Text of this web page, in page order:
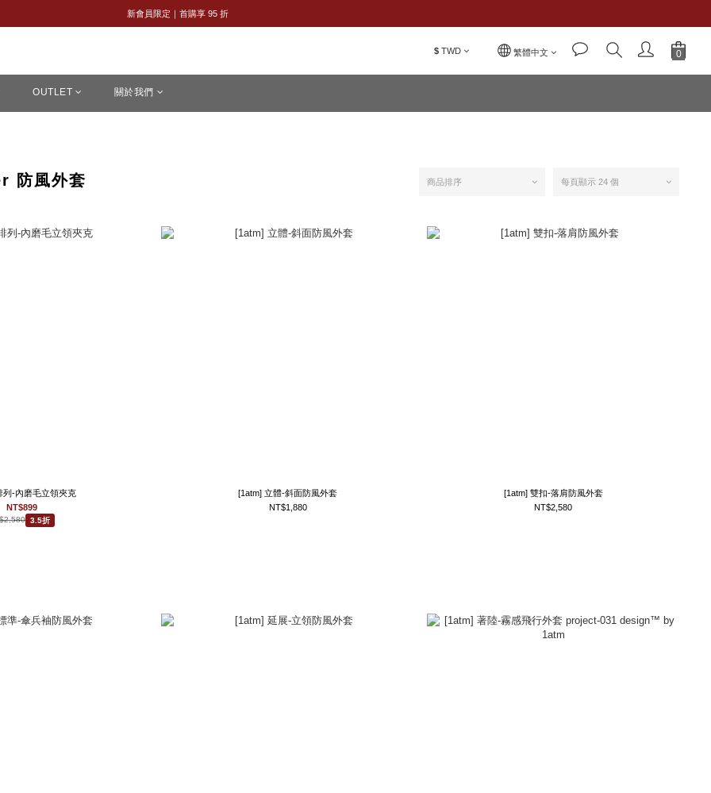
全館購物滿 NT$2,500｜享免運
新會員限定｜首購享 95 折
$ TWD 繁體中文
OUTLET 關於我們
防風外套 商品排序 每頁顯示 24 個
列-內磨毛立領夾克
NT$899
3.5折
[1atm] 立體-斜面防風外套
NT$1,880
[1atm] 雙扣-落肩防風外套
NT$2,580